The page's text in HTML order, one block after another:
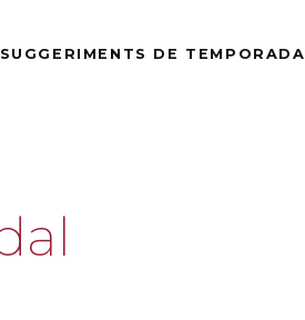
SUGGERIMENTS DE TEMPORADA